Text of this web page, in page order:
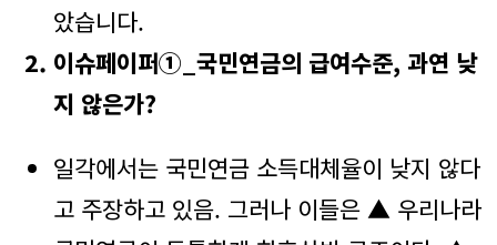
았습니다.
이슈페이퍼①_국민연금의 급여수준, 과연 낮
지 않은가?
일각에서는 국민연금 소득대체율이 낮지 않다
고 주장하고 있음. 그러나 이들은 ▲ 우리나라